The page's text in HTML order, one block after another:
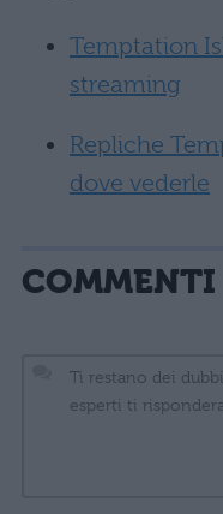
Temptation
streaming
Repliche
dove vederle
COMMENTI